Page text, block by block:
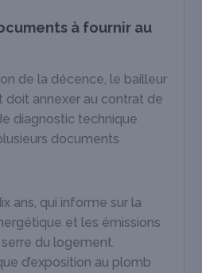
à fournir au
de la décence, le bailleur
doit annexer au contrat de
diagnostic technique
documents
ans, qui informe sur la
et les émissions
du logement.
d’exposition au plomb